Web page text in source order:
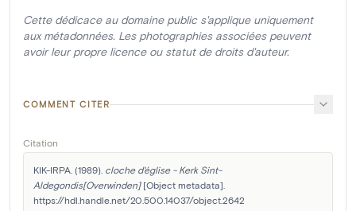
Cette dédicace au domaine public s'applique uniquement
aux métadonnées. Les photographies associées peuvent
avoir leur propre licence ou statut de droits d'auteur.
COMMENT CITER
Citation
KIK-IRPA. (1989). cloche d'église - Kerk Sint-
Aldegondis[Overwinden] [Object metadata].
https://hdl.handle.net/20.500.14037/object.2642